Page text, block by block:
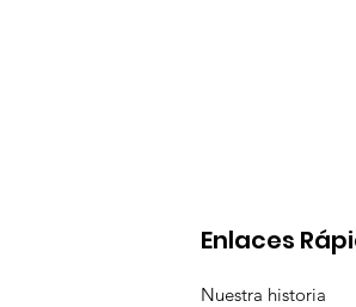
Enlaces
Nuestra historia